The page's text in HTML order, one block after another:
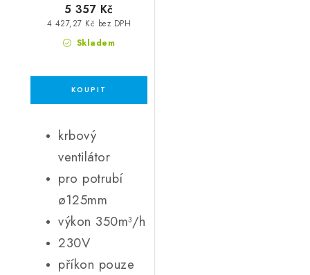
Skladem
4 427,27 Kč bez DPH
5 357 Kč
krbový
ventilátor
pro potrubí
ø125mm
výkon 350m³/h
230V
příkon pouze